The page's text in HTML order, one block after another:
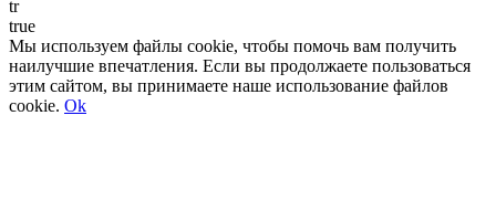
tr
true
Мы используем файлы cookie, чтобы помочь вам получить
наилучшие впечатления. Если вы продолжаете пользоваться
этим сайтом, вы принимаете наше использование файлов
cookie. Ok